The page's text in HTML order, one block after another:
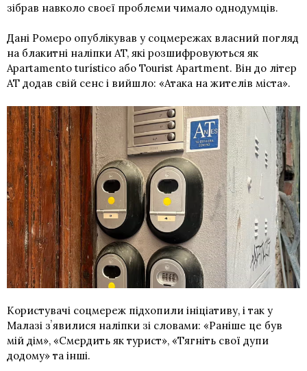
зібрав навколо своєї проблеми чимало однодумців.
Дані Ромеро опублікував у соцмережах власний погляд
на блакитні наліпки AT, які розшифровуються як
Apartamento turístico або Tourist Apartment. Він до літер
AT додав свій сенс і вийшло: «Атака на жителів міста».
Користувачі соцмереж підхопили ініціативу, і так у
Малазі зʼявилися наліпки зі словами: «Раніше це був
мій дім», «Смердить як турист», «Тягніть свої дупи
додому» та інші.